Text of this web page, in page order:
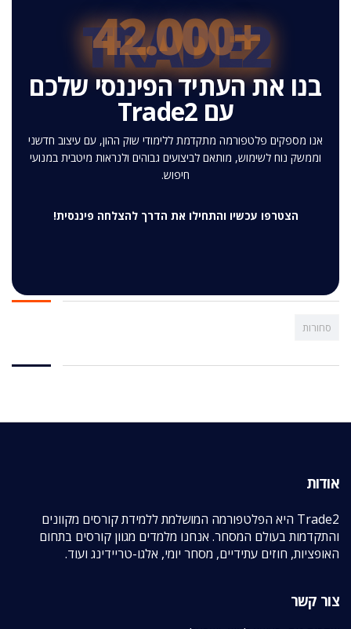
TRADE2
+42.000
בנו את העתיד הפיננסי שלכם
עם Trade2
אנו מספקים פלטפורמה מתקדמת ללימודי שוק ההון, עם עיצוב חדשני
וממשק נוח לשימוש, מותאם לביצועים גבוהים ולנראות מיטבית במנועי
חיפוש.
הצטרפו עכשיו והתחילו את הדרך להצלחה פיננסית!
סחורות
אודות
Trade2 היא הפלטפורמה המושלמת ללמידת קורסים מקוונים
והתקדמות בעולם המסחר. אנחנו מלמדים מגוון קורסים בתחום
האופציות, חוזים עתידיים, מסחר יומי, אלגו-טריידינג ועוד.
צור קשר